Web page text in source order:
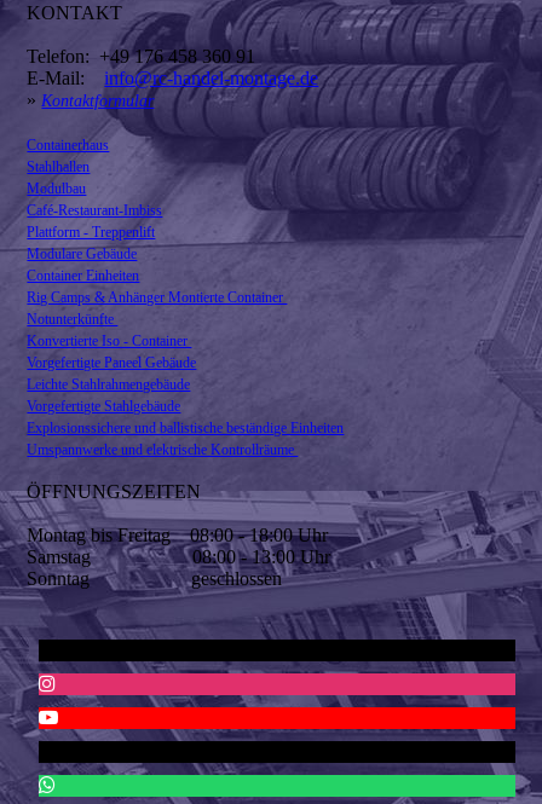
KONTAKT
Telefon: +49 176 458 360 91
E-Mail:info@rc-handel-montage.de
» Kontaktformular
Containerhaus
Stahlhallen
Modulbau
Café-Restaurant-Imbiss
Plattform - Treppenlift
Modulare Gebäude
Container Einheiten
Rig Camps & Anhänger Montierte Container
Notunterkünfte
Konvertierte Iso - Container
Vorgefertigte Paneel Gebäude
Leichte Stahlrahmengebäude
Vorgefertigte Stahlgebäude
Explosionssichere und ballistische beständige Einheiten
Umspannwerke und elektrische Kontrollräume
ÖFFNUNGSZEITEN
Montag bis Freitag 08:00 - 18:00 Uhr
Samstag 08:00 - 13:00 Uhr
Sonntag geschlossen